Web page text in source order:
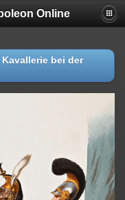
Online
bei der